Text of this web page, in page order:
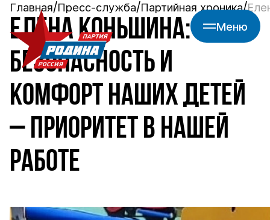
Меню
Главная Пресс-служба Партийная хроника
ЕЛЕНА КОНЬШИНА:
БЕЗОПАСНОСТЬ И
КОМФОРТ НАШИХ ДЕТЕЙ
– ПРИОРИТЕТ В НАШЕЙ
РАБОТЕ